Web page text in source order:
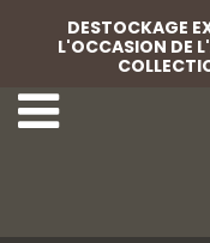
28 Lovely
DESTOCKAGE
L'OCCASION DE